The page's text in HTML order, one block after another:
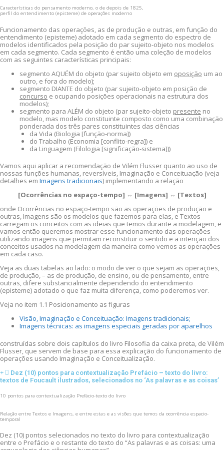
Características do pensamento moderno, o de depois de 1825,
perfil do entendimento (episteme) de operações moderno
Funcionamento das operações, as de produção e outras, em função do
entendimento (episteme) adotado em cada segmento do espectro de
modelos identificados pela posição do par sujeito-objeto nos modelos
em cada segmento. Cada segmento é então uma coleção de modelos
com as seguintes características principais:
segmento AQUÉM do objeto (par sujeito objeto em oposição um ao
outro, e fora do modelo);
segmento DIANTE do objeto (par sujeito-objeto em posição de
concurso e ocupando posições operacionais na estrutura dos
modelos);
segmento para ALÉM do objeto (par sujeito-objeto presente no
modelo, mas modelo constituinte composto como uma combinação
ponderada dos três pares constituintes das ciências
da Vida (Biologia [função-norma])
do Trabalho (Economia [conflito-regra]) e
da Linguagem (Filologia [significação-sistema]))
Vamos aqui aplicar a recomendação de Vilém Flusser quanto ao uso de
nossas funções humanas, reversíveis, Imaginação e Conceituação (veja
detalhes em Imagens tradicionais) implementando a relação
[Ocorrências no espaço-tempo] ⇔ [Imagens] ⇔ [Textos]
onde Ocorrências no espaço-tempo são as operações de produção e
outras, Imagens são os modelos que fazemos para elas, e Textos
carregam os conceitos com as ideias que temos durante a modelagem, e
vamos então queremos mostrar esse funcionamento das operações
utilizando imagens que permitam reconstituir o sentido e a intenção dos
conceitos usados na modelagem da maneira como vemos as operações
em cada caso.
Veja as duas tabelas ao lado: o modo de ver o que sejam as operações,
de produção, – as de produção, de ensino, ou de pensamento, entre
outras, difere substancialmente dependendo do entendimento
(episteme) adotado o que faz muita diferença, como poderemos ver.
Veja no item 1.1 Posicionamento as figuras
Visão, Imaginação e Conceituação: Imagens tradicionais;
Imagens técnicas: as imagens especiais geradas por aparelhos
construídas sobre dois capítulos do livro Filosofia da caixa preta, de Vilém
Flusser, que servem de base para essa explicação do funcionamento de
operações usando Imaginação e Conceitualização.
Dez (10) pontos para contextualização Prefácio – texto do livro:
textos de Foucault ilustrados, selecionados no ‘As palavras e as coisas’
10 pontos para contextualização Prefácio-texto do livro
Relação entre Textos e Imagens, e entre estas e as visões que temos da ocorrência espacio-
temporal
Dez (10) pontos selecionados no texto do livro para contextualização
entre o Prefácio e o restante do texto do “As palavras e as coisas: uma